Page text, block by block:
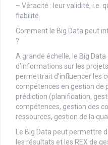
– Véracité : leur validité, i.e.
fiabilité.
Comment le Big Data peut
?
A grande échelle, le Big
d’informations sur les
permettrait d’influencer les
compétences en gestion de
prédiction (planification,
compétences, gestion des
ressources, gestion de la
Le Big Data peut permettre
les résultats et les REX de